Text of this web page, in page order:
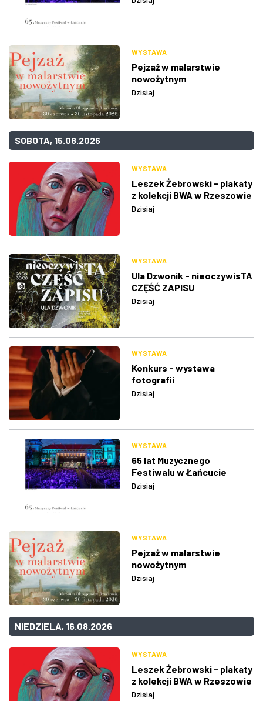
WYSTAWA
Pejzaż w malarstwie
nowożytnym
Dzisiaj
SOBOTA, 15.08.2026
WYSTAWA
Leszek Żebrowski - plakaty
z kolekcji BWA w Rzeszowie
Dzisiaj
WYSTAWA
Ula Dzwonik - nieoczywisTA
CZĘŚĆ ZAPISU
Dzisiaj
WYSTAWA
Konkurs - wystawa
fotografii
Dzisiaj
WYSTAWA
65 lat Muzycznego
Festiwalu w Łańcucie
Dzisiaj
WYSTAWA
Pejzaż w malarstwie
nowożytnym
Dzisiaj
NIEDZIELA, 16.08.2026
WYSTAWA
Leszek Żebrowski - plakaty
z kolekcji BWA w Rzeszowie
Dzisiaj